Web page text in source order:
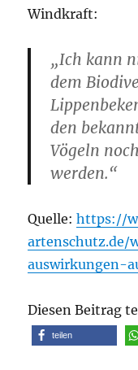
Windkraft:
„Ich kann
dem
den
Vögeln
werden.“
Quelle:https://
artenschutz.de/
auswirkungen-
Diesen Beitrag
teilen